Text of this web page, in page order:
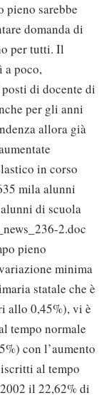
pieno sarebbe
domanda di
per tutti. Il
a poco,
di docente di
per gli anni
allora già
in corso
mila alunni
di scuola
2.doc
pieno
minima
statale che è
allo 0,45%), vi è
tempo normale
con l’aumento
al tempo
il 22,62% di